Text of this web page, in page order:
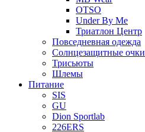
OTSO
Under By Me
Триатлон Центр
Повседневная одежда
Солнцезащитные очки
Трисьюты
Шлемы
Питание
SIS
GU
Dion Sportlab
226ERS